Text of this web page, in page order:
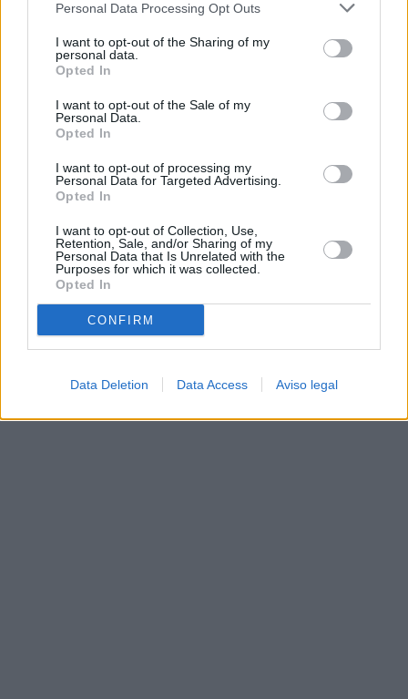
negar su consentimiento. Tenga en cuenta que algún
de su consentimiento, pero usted tiene el derecho de
rechazar tal procesamiento. Sus preferencias se aplicarán
cualquier momento entrando de nuevo en este sitio web o
visitando nuestra política de privacidad.
Personal Data Processing Opt Outs
I want to opt-out of the Sharing of my
personal data.
Opted In
I want to opt-out of the Sale of my
Personal Data.
Opted In
I want to opt-out of processing my
Personal Data for Targeted Advertising.
Opted In
I want to opt-out of Collection, Use,
Retention, Sale, and/or Sharing of my
Personal Data that Is Unrelated with the
Purposes for which it was collected.
Opted In
CONFIRM
Data Deletion Data Access Aviso legal